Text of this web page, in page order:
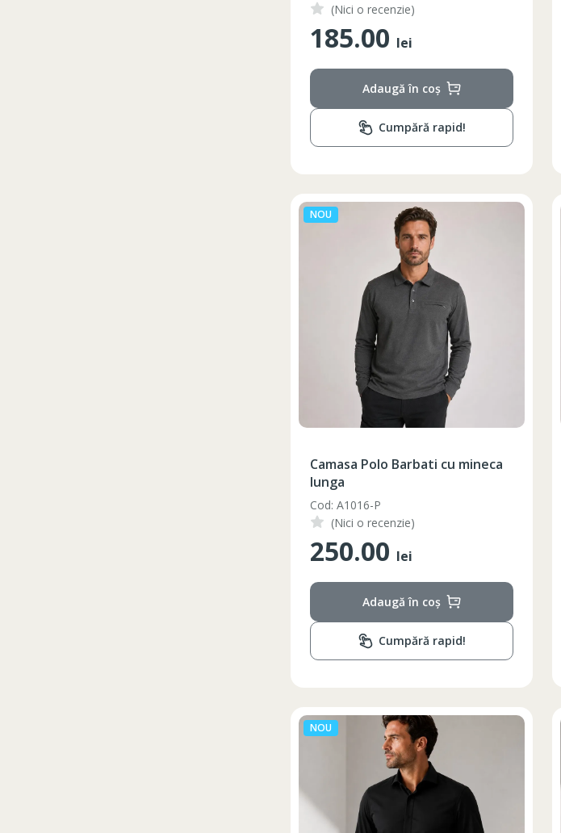
(Nici o recenzie)
185.00 lei
Adaugă în coș
Cumpără rapid!
NOU
Camasa Polo Barbati cu mineca
lunga
Cod: A1016-P
(Nici o recenzie)
250.00 lei
Adaugă în coș
Cumpără rapid!
NOU